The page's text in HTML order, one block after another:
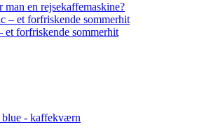
en rejsekaffemaskine?
et forfriskende sommerhit
blue - kaffekværn